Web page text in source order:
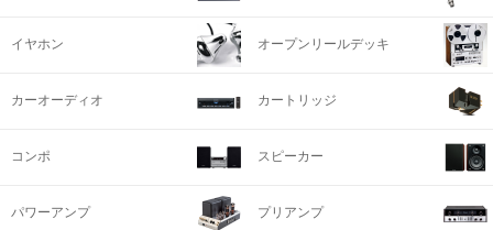
イヤホン オープンリールデッキ
カーオーディオ カートリッジ
コンポ スピーカー
パワーアンプ プリアンプ